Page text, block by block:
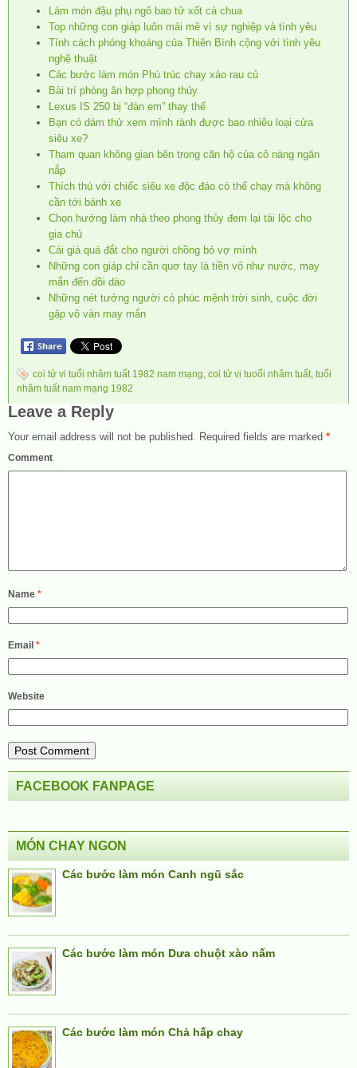
Làm món đậu phụ ngô bao tử xốt cà chua
Top những con giáp luôn mải mê vì sự nghiệp và tình yêu
Tính cách phóng khoáng của Thiên Bình cộng với tình yêu
nghệ thuật
Các bước làm món Phù trúc chay xào rau củ
Bài trí phòng ăn hợp phong thủy
Lexus IS 250 bị “đàn em” thay thế
Bạn có dám thử xem mình rành được bao nhiêu loại cửa
siêu xe?
Tham quan không gian bên trong căn hộ của cô nàng ngăn
nắp
Thích thú với chiếc siêu xe độc đáo có thể chạy mà không
cần tới bánh xe
Chọn hướng làm nhà theo phong thủy đem lại tài lộc cho
gia chủ
Cái giá quá đắt cho người chồng bỏ vợ mình
Những con giáp chỉ cần quơ tay là tiền vô như nước, may
mắn đến dồi dào
Những nét tướng người có phúc mệnh trời sinh, cuộc đời
gặp vô vàn may mắn
coi tử vi tuổi nhâm tuất 1982 nam mạng, coi tử vi tuoổi nhâm tuất, tuổi
nhâm tuất nam mạng 1982
Leave a Reply
Your email address will not be published. Required fields are marked *
Comment
Name *
Email *
Website
FACEBOOK FANPAGE
MÓN CHAY NGON
Các bước làm món Canh ngũ sắc
Các bước làm món Dưa chuột xào nấm
Các bước làm món Chả hấp chay